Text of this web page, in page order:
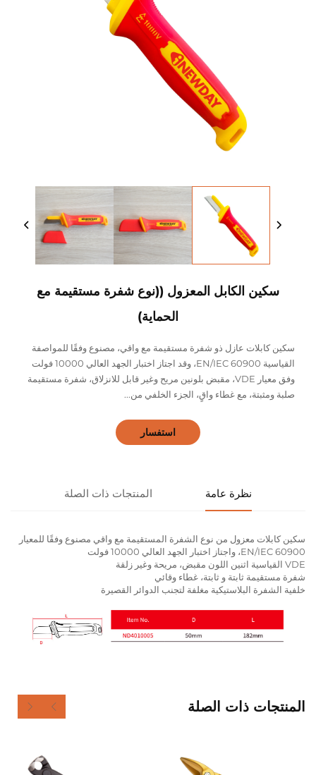
سكين الكابل المعزول ((نوع شفرة مستقيمة مع
الحماية)
سكين كابلات عازل ذو شفرة مستقيمة مع واقي، مصنوع وفقًا للمواصفة
القياسية EN/IEC 60900، وقد اجتاز اختبار الجهد العالي 10000 فولت
وفق معيار VDE، مقبض بلونين مريح وغير قابل للانزلاق، شفرة مستقيمة
صلبة ومثبتة، مع غطاء واقٍ، الجزء الخلفي من...
استفسار
نظرة عامة المنتجات ذات الصلة
سكين كابلات معزول من نوع الشفرة المستقيمة مع واقي مصنوع وفقًا للمعيار
EN/IEC 60900، واجتاز اختبار الجهد العالي 10000 فولت
VDE القياسية اثنين اللون مقبض، مريحة وغير زلقة
شفرة مستقيمة ثابتة و ثابتة، غطاء وقائي
خلفية الشفرة البلاستيكية مغلفة لتجنب الدوائر القصيرة
المنتجات ذات الصلة